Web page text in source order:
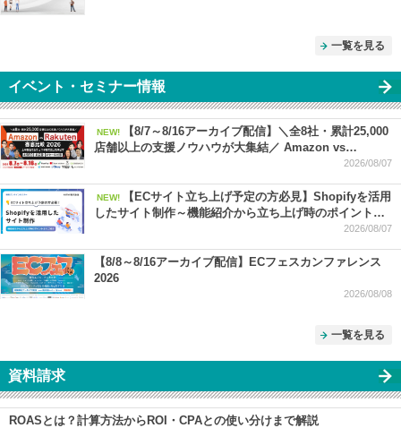
一覧を見る
イベント・セミナー情報
NEW!
【8/7～8/16アーカイブ配信】＼全8社・累計25,000
店舗以上の支援ノウハウが大集結／ Amazon vs
Rakuten 徹底比較 2026 ー 上半期振り返り＆下半期で売
2026/08/07
NEW!
【ECサイト立ち上げ予定の方必見】Shopifyを活用
したサイト制作～機能紹介から立ち上げ時のポイントま
2026/08/07
【8/8～8/16アーカイブ配信】ECフェスカンファレンス
2026
2026/08/08
一覧を見る
資料請求
ROASとは？計算方法からROI・CPAとの使い分けまで解説